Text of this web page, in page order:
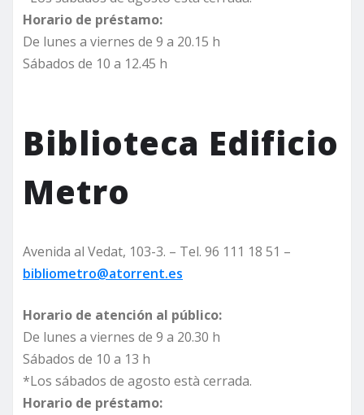
Horario de préstamo:
De lunes a viernes de 9 a 20.15 h
Sábados de 10 a 12.45 h
Biblioteca Edificio
Metro
Avenida al Vedat, 103-3. – Tel. 96 111 18 51 –
bibliometro@atorrent.es
Horario de atención al público:
De lunes a viernes de 9 a 20.30 h
Sábados de 10 a 13 h
*Los sábados de agosto està cerrada.
Horario de préstamo: